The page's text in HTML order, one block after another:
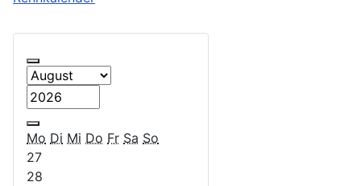
Zurück - Monat
Monat
Jahr
Weiter - Monat
Mo Di Mi Do Fr Sa So
27
28